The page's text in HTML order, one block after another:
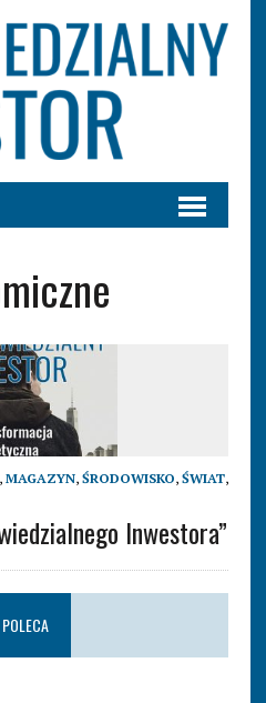
MAGAZYN, ŚRODOWISKO, ŚWIAT,
Inwestora”